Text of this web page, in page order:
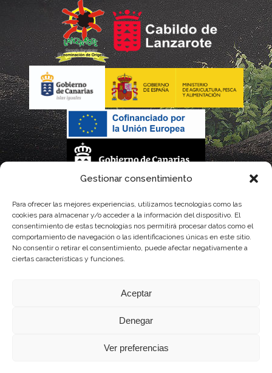
Gestionar consentimiento
Para ofrecer las mejores experiencias, utilizamos tecnologías como las
cookies para almacenar y/o acceder a la información del dispositivo. El
consentimiento de estas tecnologías nos permitirá procesar datos como el
comportamiento de navegación o las identificaciones únicas en este sitio.
No consentir o retirar el consentimiento, puede afectar negativamente a
ciertas características y funciones.
Aceptar
Denegar
Ver preferencias
parcialmente, por el Gobierno de Canarias
con fondos provenientes del presupuesto de gastos del Instituto Canario de
Calidad Agroalimentaria